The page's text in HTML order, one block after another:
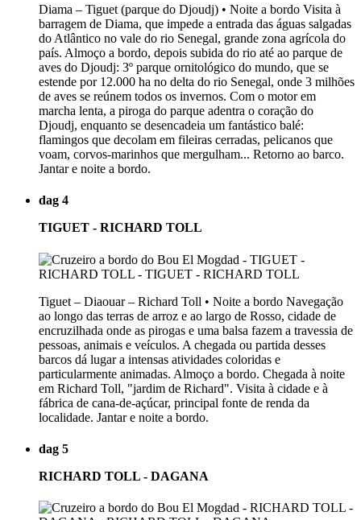
Diama – Tiguet (parque do Djoudj) • Noite a bordo Visita à
barragem de Diama, que impede a entrada das águas salgadas
do Atlântico no vale do rio Senegal, grande zona agrícola do
país. Almoço a bordo, depois subida do rio até ao parque de
aves do Djoudj: 3º parque ornitológico do mundo, que se
estende por 12.000 ha no delta do rio Senegal, onde 3 milhões
de aves se reúnem todos os invernos. Com o motor em
marcha lenta, a piroga do parque adentra o coração do
Djoudj, enquanto se desencadeia um fantástico balé:
flamingos que decolam em fileiras cerradas, pelicanos que
voam, corvos-marinhos que mergulham... Retorno ao barco.
Jantar e noite a bordo.
dag 4
TIGUET - RICHARD TOLL
Tiguet – Diaouar – Richard Toll • Noite a bordo Navegação
ao longo das terras de arroz e ao largo de Rosso, cidade de
encruzilhada onde as pirogas e uma balsa fazem a travessia de
pessoas, animais e veículos. A chegada ou partida desses
barcos dá lugar a intensas atividades coloridas e
particularmente animadas. Almoço a bordo. Chegada à noite
em Richard Toll, "jardim de Richard". Visita à cidade e à
fábrica de cana-de-açúcar, principal fonte de renda da
localidade. Jantar e noite a bordo.
dag 5
RICHARD TOLL - DAGANA